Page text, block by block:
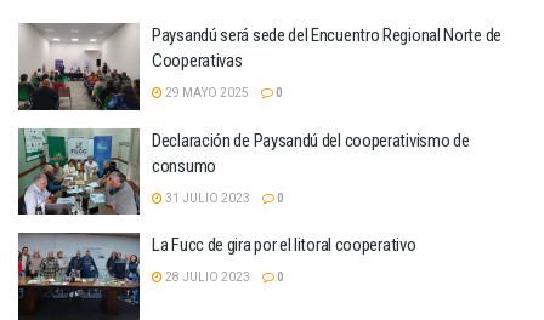
Paysandú será sede del Encuentro Regional Norte de
Cooperativas
29 MAYO 2025 0
Declaración de Paysandú del cooperativismo de
consumo
31 JULIO 2023 0
La Fucc de gira por el litoral cooperativo
28 JULIO 2023 0